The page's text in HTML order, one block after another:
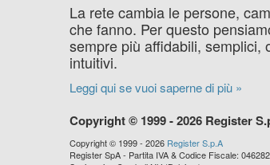
La rete cambia le persone,
che fanno. Per questo
sempre più affidabili, semplici,
intuitivi.
Leggi qui se vuoi saperne di più »
Copyright © 1999 - 2026 Register
Copyright © 1999 - 2026 Register S.p.A
Register SpA - Partita IVA & Codice Fiscale: